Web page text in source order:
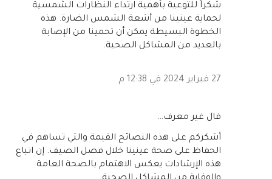
شكراً للتوعية بأهمية ارتداء النظارات الشمسية
لحماية عينينا من أشعة الشمس الضارة. هذه
الخطوة البسيطة يمكن أن تحمينا من الإصابة
بالعديد من المشاكل الصحية.
27 فبراير 2024 في 12:38 م
‏قال غير معرف…
أشكركم على هذه النصائح القيمة والتي تساهم في
الحفاظ على صحة عينينا خلال فصل الصيف. إن اتباع
هذه الإرشادات يعكس الاهتمام بالصحة العامة